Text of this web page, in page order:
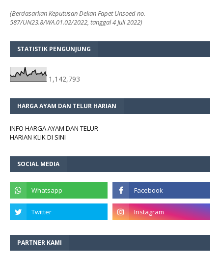
(Berdasarkan Keputusan Dekan Fapet Unsoed no.
587/UN23.8/WA.01.02/2022, tanggal 4 Juli 2022)
STATISTIK PENGUNJUNG
1,142,793
HARGA AYAM DAN TELUR HARIAN
INFO HARGA AYAM DAN TELUR
HARIAN KLIK DI SINI
SOCIAL MEDIA
PARTNER KAMI